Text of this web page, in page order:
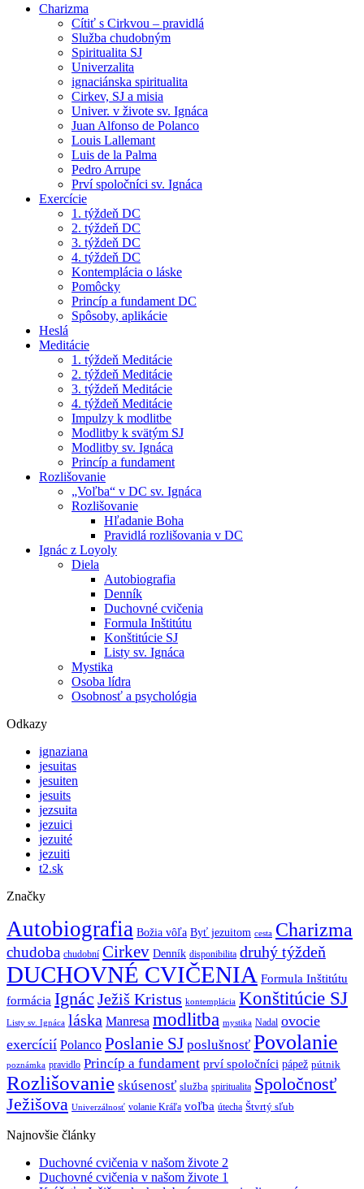
Charizma
Cítiť s Cirkvou – pravidlá
Služba chudobným
Spiritualita SJ
Univerzalita
ignaciánska spiritualita
Cirkev, SJ a misia
Univer. v živote sv. Ignáca
Juan Alfonso de Polanco
Louis Lallemant
Luis de la Palma
Pedro Arrupe
Prví spoločníci sv. Ignáca
Exercície
1. týždeň DC
2. týždeň DC
3. týždeň DC
4. týždeň DC
Kontemplácia o láske
Pomôcky
Princíp a fundament DC
Spôsoby, aplikácie
Heslá
Meditácie
1. týždeň Meditácie
2. týždeň Meditácie
3. týždeň Meditácie
4. týždeň Meditácie
Impulzy k modlitbe
Modlitby k svätým SJ
Modlitby sv. Ignáca
Princíp a fundament
Rozlišovanie
„Voľba“ v DC sv. Ignáca
Rozlišovanie
Hľadanie Boha
Pravidlá rozlišovania v DC
Ignác z Loyoly
Diela
Autobiografia
Denník
Duchovné cvičenia
Formula Inštitútu
Konštitúcie SJ
Listy sv. Ignáca
Mystika
Osoba lídra
Osobnosť a psychológia
Odkazy
ignaziana
jesuitas
jesuiten
jesuits
jezsuita
jezuici
jezuité
jezuiti
t2.sk
Značky
Autobiografia Božia vôľa Byť jezuitom cesta Charizma
chudoba chudobní Cirkev Denník disponibilita druhý týždeň
DUCHOVNÉ CVIČENIA Formula Inštitútu
formácia Ignác Ježiš Kristus kontemplácia Konštitúcie SJ
Listy sv. Ignáca láska Manresa modlitba mystika Nadal ovocie
exercícií Polanco Poslanie SJ poslušnosť Povolanie
poznámka pravidlo Princíp a fundament prví spoločníci pápež pútnik
Rozlišovanie skúsenosť služba spiritualita Spoločnosť
Ježišova Univerzálnosť volanie Kráľa voľba útecha Štvrtý sľub
Najnovšie články
Duchovné cvičenia v našom živote 2
Duchovné cvičenia v našom živote 1